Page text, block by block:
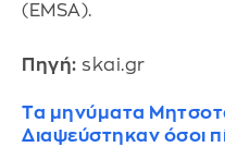
(EMSA).
Πηγή: skai.gr
Τα μηνύματα
Διαψεύστηκαν όσοι